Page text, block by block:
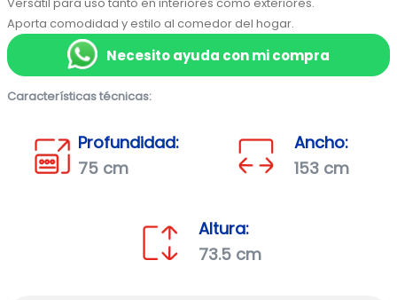
Aporta comodidad y estilo al comedor del hogar.
Necesito ayuda con mi compra
Características técnicas:
Profundidad:
75 cm
Ancho:
153 cm
Altura:
73.5 cm